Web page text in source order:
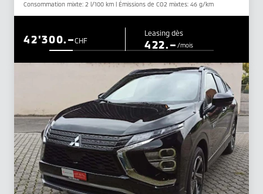
Consommation mixte: 2 l/100 km | Émissions de CO2 mixtes: 46 g/km
CHF
42'300.– Leasing dès
422.– /mois